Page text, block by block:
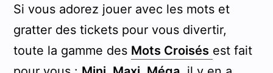
Si vous adorez jouer avec les mots et
gratter des tickets pour vous divertir,
toute la gamme des Mots Croisés est fait